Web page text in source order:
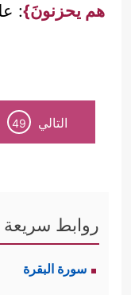
هم يحزنونَ}:
التالي 49
روابط سريعة
سورة البقرة